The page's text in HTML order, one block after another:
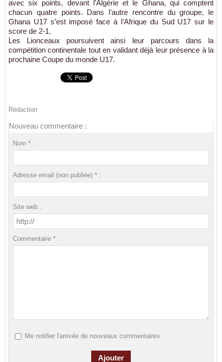
avec six points, devant l’Algérie et le Ghana, qui comptent
chacun quatre points. Dans l’autre rencontre du groupe, le
Ghana U17 s’est imposé face à l’Afrique du Sud U17 sur le
score de 2-1.
Les Lionceaux poursuivent ainsi leur parcours dans la
compétition continentale tout en validant déjà leur présence à la
prochaine Coupe du monde U17.
Rédaction
Nouveau commentaire :
Nom * :
Adresse email (non publiée) * :
Site web :
Commentaire * :
Me notifier l'arrivée de nouveaux commentaires